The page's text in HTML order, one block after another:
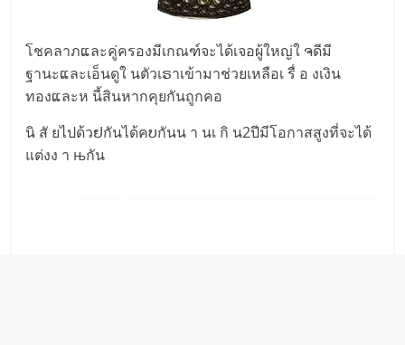
โชคลาภແละคู่ครองมีเกณฑ์จะได้เจอผู้ใหญ่ใ ຈดีมี
ฐานะແละเอ็นดูใ นตัวเຣาเข้ามาช่วยเหลือเ รื่ อ งเงิน
ทองແละห นี้สินหากคุยกันถูกคอ
นิ สั ยไปด้วຢกันได้คບกันน า นเ กิ น2ปีมีโอกาสสูงที่จะได้
แต่งง า њกัน